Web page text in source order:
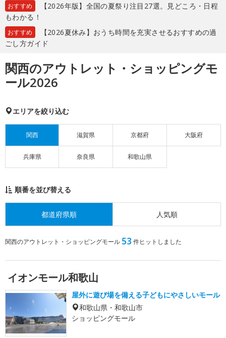
おすすめ
【2026年版】全国の夏祭り注目27選。見どころ・日程
もわかる！
おすすめ
【2026夏休み】おうち時間を充実させるおすすめの過
ごし方ガイド
関西のアウトレット・ショッピングモ
ール2026
エリアを絞り込む
関西 滋賀県 京都府 大阪府
兵庫県 奈良県 和歌山県
順番を並び替える
都道府県順 人気順
関西のアウトレット・ショッピングモール 53 件ヒットしました
イオンモール和歌山
屋外に遊び場を備える子どもにやさしいモール
和歌山県・和歌山市
ショッピングモール